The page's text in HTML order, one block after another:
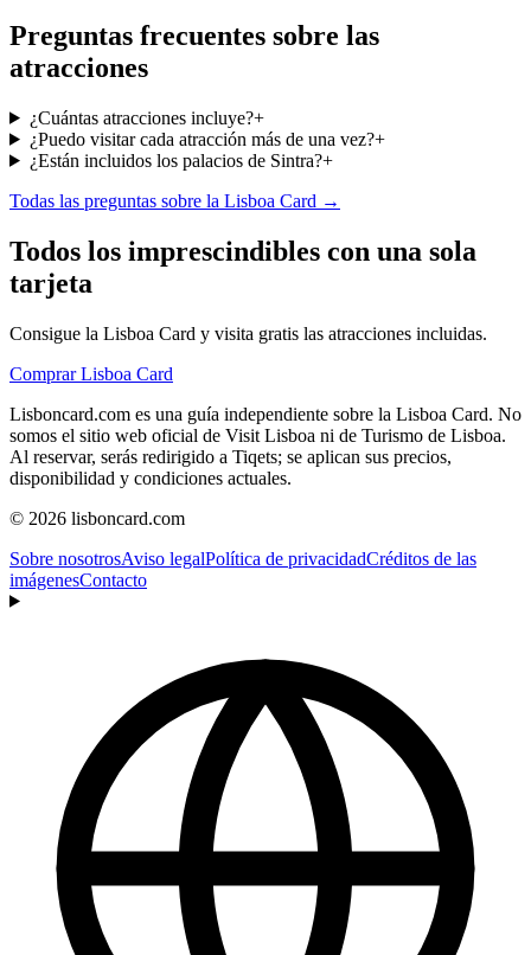
Preguntas frecuentes sobre las
atracciones
¿Cuántas atracciones incluye?+
¿Puedo visitar cada atracción más de una vez?+
¿Están incluidos los palacios de Sintra?+
Todas las preguntas sobre la Lisboa Card →
Todos los imprescindibles con una sola
tarjeta
Consigue la Lisboa Card y visita gratis las atracciones incluidas.
Comprar Lisboa Card
Lisboncard.com es una guía independiente sobre la Lisboa Card. No
somos el sitio web oficial de Visit Lisboa ni de Turismo de Lisboa.
Al reservar, serás redirigido a Tiqets; se aplican sus precios,
disponibilidad y condiciones actuales.
© 2026 lisboncard.com
Sobre nosotrosAviso legalPolítica de privacidadCréditos de las
imágenesContacto